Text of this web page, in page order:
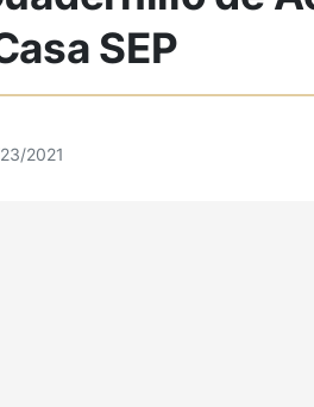
SEP
2021